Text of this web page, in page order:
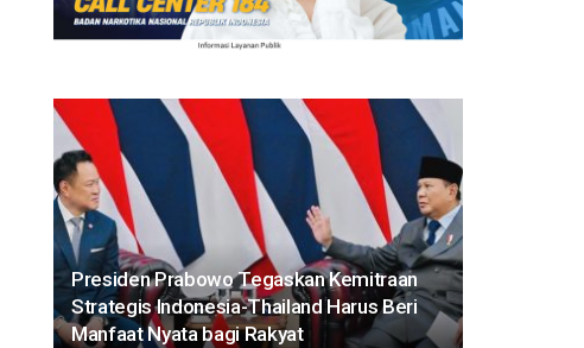
Presiden Prabowo Tegaskan Kemitraan
Strategis Indonesia-Thailand Harus Beri
Manfaat Nyata bagi Rakyat